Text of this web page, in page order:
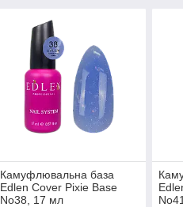
Камуфлювальна база
Edlen Cover Pixie Base
No38, 17 мл